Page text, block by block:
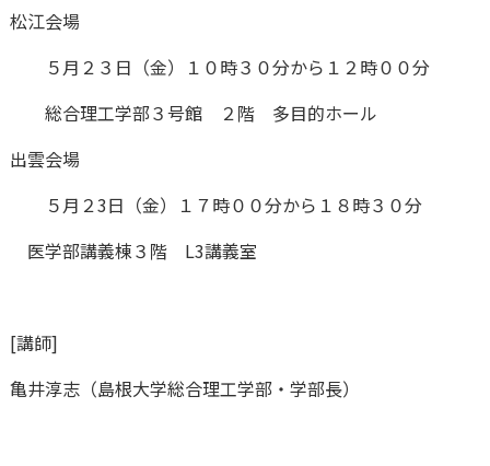
松江会場
５月２３日（金）１０時３０分から１２時００分
総合理工学部３号館 ２階 多目的ホール
出雲会場
５月２3日（金）１７時００分から１８時３０分
医学部講義棟３階 L3講義室
[講師]
亀井淳志（島根大学総合理工学部・学部長）